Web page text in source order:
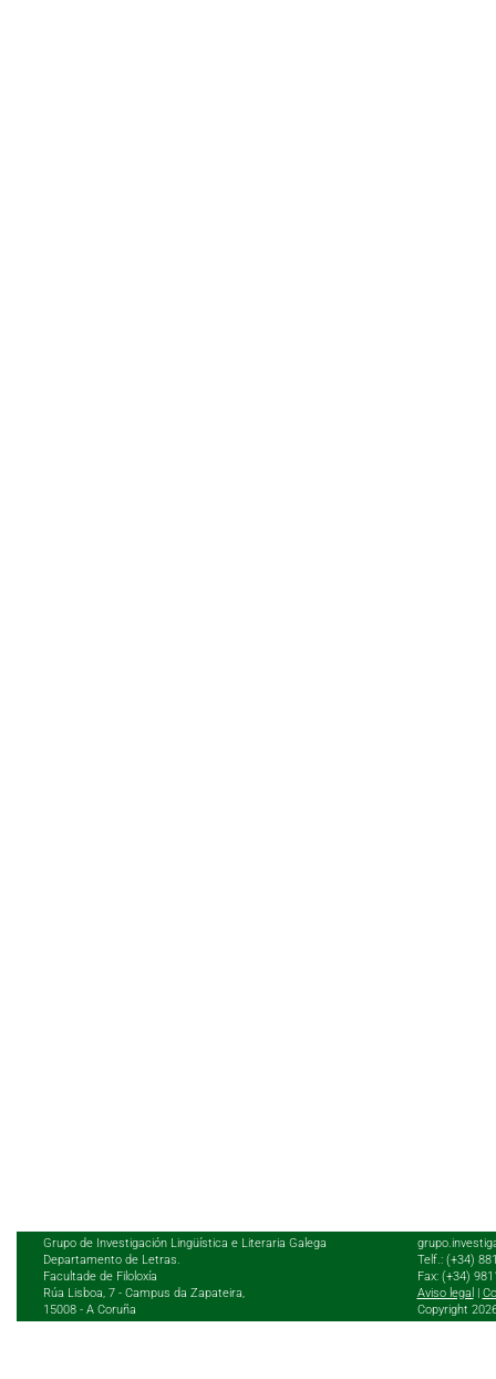
Grupo de Investigación Lingüística e Literaria Galega
Departamento de Letras.
Facultade de Filoloxía
Rúa Lisboa, 7 - Campus da Zapateira,
15008 - A Coruña
Telf.: (+34)
Fax: (+34)
Aviso legal
Copyright